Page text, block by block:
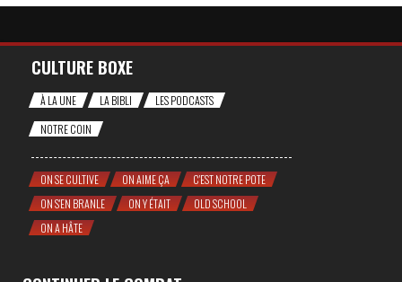
CULTURE BOXE
À LA UNE LA BIBLI
LES PODCASTS
NOTRE COIN
ON SE CULTIVE ON AIME ÇA
C'EST NOTRE POTE
ON S'EN BRANLE
ON Y ÉTAIT
OLD SCHOOL
ON A HÂTE